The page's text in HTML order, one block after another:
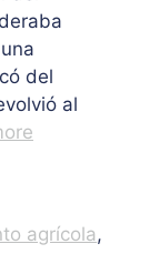
del
al
agrícola,